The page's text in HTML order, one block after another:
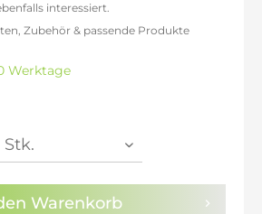
Datenschutzbestimmungen
1.913,51 €
1.995,99 €
interessiert.
Zubehör & passende Produkte
Werktage
Warenkorb